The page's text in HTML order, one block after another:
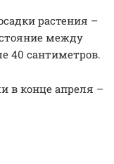
растения –
между
40 сантиметров.
в конце апреля –